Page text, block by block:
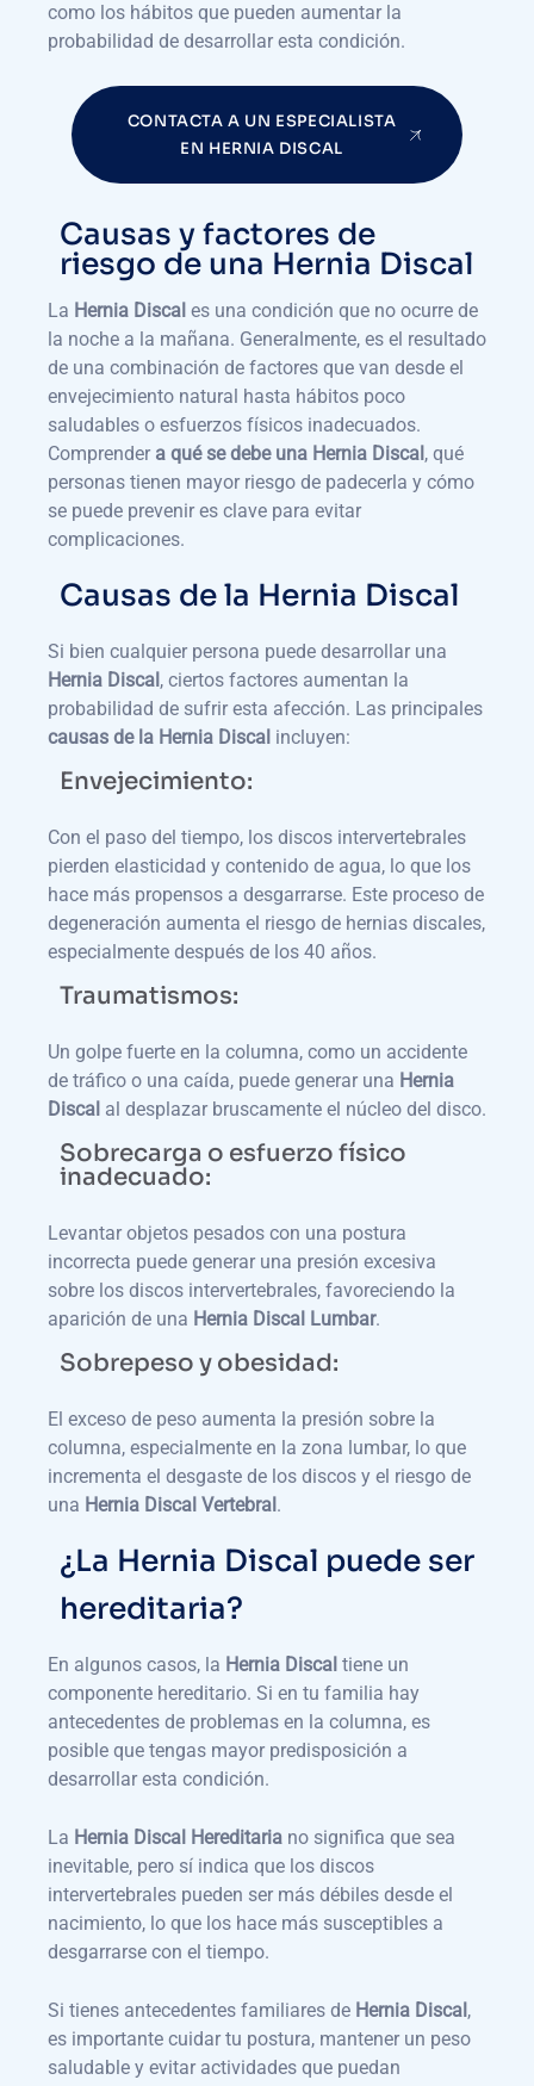
como los hábitos que pueden aumentar la
probabilidad de desarrollar esta condición.
CONTACTA A UN ESPECIALISTA
EN HERNIA DISCAL
Causas y factores de
riesgo de una Hernia Discal
La Hernia Discal es una condición que no ocurre de
la noche a la mañana. Generalmente, es el resultado
de una combinación de factores que van desde el
envejecimiento natural hasta hábitos poco
saludables o esfuerzos físicos inadecuados.
Comprender a qué se debe una Hernia Discal , qué
personas tienen mayor riesgo de padecerla y cómo
se puede prevenir es clave para evitar
complicaciones.
Causas de la Hernia Discal
Si bien cualquier persona puede desarrollar una
Hernia Discal , ciertos factores aumentan la
probabilidad de sufrir esta afección. Las principales
causas de la Hernia Discal incluyen:
Envejecimiento:
Con el paso del tiempo, los discos intervertebrales
pierden elasticidad y contenido de agua, lo que los
hace más propensos a desgarrarse. Este proceso de
degeneración aumenta el riesgo de hernias discales,
especialmente después de los 40 años.
Traumatismos:
Un golpe fuerte en la columna, como un accidente
de tráfico o una caída, puede generar una Hernia
Discal al desplazar bruscamente el núcleo del disco.
Sobrecarga o esfuerzo físico
inadecuado:
Levantar objetos pesados con una postura
incorrecta puede generar una presión excesiva
sobre los discos intervertebrales, favoreciendo la
aparición de una Hernia Discal Lumbar.
Sobrepeso y obesidad:
El exceso de peso aumenta la presión sobre la
columna, especialmente en la zona lumbar, lo que
incrementa el desgaste de los discos y el riesgo de
una Hernia Discal Vertebral .
¿La Hernia Discal puede ser
hereditaria?
En algunos casos, la Hernia Discal tiene un
componente hereditario. Si en tu familia hay
antecedentes de problemas en la columna, es
posible que tengas mayor predisposición a
desarrollar esta condición.
La Hernia Discal Hereditaria no significa que sea
inevitable, pero sí indica que los discos
intervertebrales pueden ser más débiles desde el
nacimiento, lo que los hace más susceptibles a
desgarrarse con el tiempo.
Si tienes antecedentes familiares de Hernia Discal ,
es importante cuidar tu postura, mantener un peso
saludable y evitar actividades que puedan